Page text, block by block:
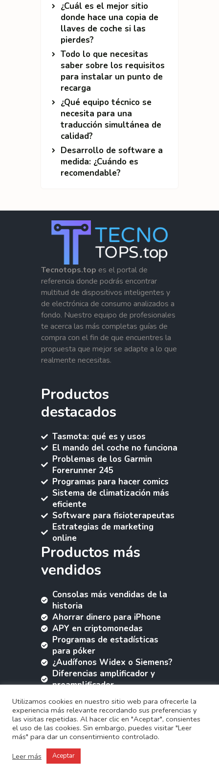
¿Cuál es el mejor sitio
donde hace una copia de
llaves de coche si las
pierdes?
Todo lo que necesitas
saber sobre los requisitos
para instalar un punto de
recarga
¿Qué equipo técnico se
necesita para una
traducción simultánea de
calidad?
Desarrollo de software a
medida: ¿Cuándo es
recomendable?
Tecnotops.top es el portal de
referencia donde podrás encontrar
multitud de dispositivos inteligentes y
de electrónica de consumo analizados a
fondo. Nuestro equipo de profesionales
te acerca las más completas guías de
compra con el fin de que encuentres la
propuesta que mejor se adapte a lo que
realmente necesitas.
Productos
destacados
Tasmota: qué es y usos
El mando del coche no funciona
Problemas de los Garmin
Forerunner 245
Programas para hacer comics
Sistema de climatización más
eficiente
Software para fisioterapeutas
Estrategias de marketing
online
Productos más
vendidos
Consolas más vendidas de la
historia
Ahorrar dinero para iPhone
APY en criptomonedas
Programas de estadísticas
para póker
¿Audífonos Widex o Siemens?
Diferencias amplificador y
preamplificador
Programas capacitación y
desarrollo RRHH
© tecnotops.top CONTÁCTANOS ·
QUIÉNES SOMOS·AVISO LEGAL
POLÍTICA DE PRIVACIDAD
Utilizamos cookies en nuestro sitio web para ofrecerle la
experiencia más relevante recordando sus preferencias y
las visitas repetidas. Al hacer clic en "Aceptar", consientes
el uso de las cookies. Sin embargo, puedes visitar "Leer
más" para dar un consentimiento controlado.
Leer más
Aceptar